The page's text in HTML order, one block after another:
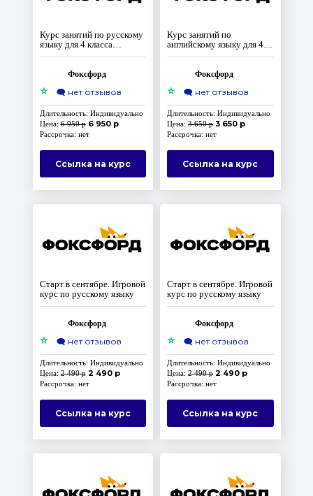
Курс занятий по русскому
языку для 4 класса
(Домашняя школа)
Фоксфорд
⭐ 🗨️ нет отзывов
Длительность: Индивидуально
Цена:6 950 р 6 950 р
Рассрочка: нет
Ссылка на курс
Курс занятий по
английскому языку для 4
класса (Домашняя школа)
Фоксфорд
⭐ 🗨️ нет отзывов
Длительность: Индивидуально
Цена: 3 650 р 3 650 р
Рассрочка: нет
Ссылка на курс
Старт в сентябре. Игровой
курс по русскому языку
Фоксфорд
⭐ 🗨️ нет отзывов
Длительность: Индивидуально
Цена:2 490 р 2 490 р
Рассрочка: нет
Ссылка на курс
Старт в сентябре. Игровой
курс по русскому языку
Фоксфорд
⭐ 🗨️ нет отзывов
Длительность: Индивидуально
Цена: 2 490 р 2 490 р
Рассрочка: нет
Ссылка на курс